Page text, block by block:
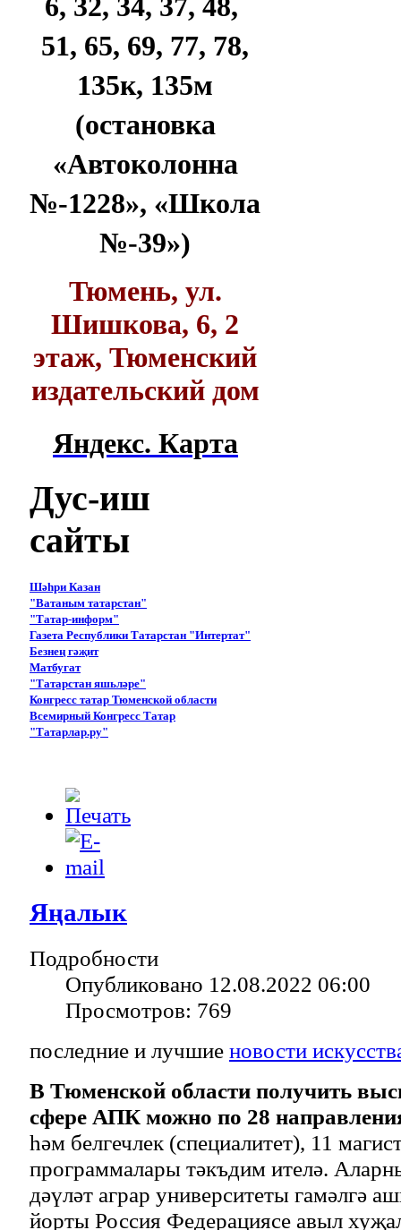
51, 65, 69, 77, 78,
135к, 135м
(остановка
«Автоколонна
№-1228», «Школа
№-39»)
Тюмень, ул.
Шишкова, 6, 2
этаж, Тюменский
издательский дом
Яндекс. Карта
Дус-иш
сайты
Шәһри Казан
"Ватаным татарстан"
"Татар-информ"
Газета Республики Татарстан "Интертат"
Безнең гәҗит
Матбугат
"Татарстан яшьләре"
Конгресс татар Тюменской области
Всемирный Конгресс Татар
"Татарлар.ру"
Яңалык
Подробности
Опубликовано 12.08.2022 06:00
Просмотров: 769
последние и лучшие новости
В Тюменской области получить
сфере АПК можно по 28
һәм белгечлек (специалитет), 11
программалары тәкъдим ителә.
дәүләт аграр университеты гамәлгә
йорты Россия Федерациясе авыл